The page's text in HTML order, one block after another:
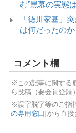
む”黒幕の実態
「徳川家基」
は何だったのか
コメント欄
※この記事に関する
ら投稿（要会員登録
※誤字脱字等のご指
の専用窓口]から直接